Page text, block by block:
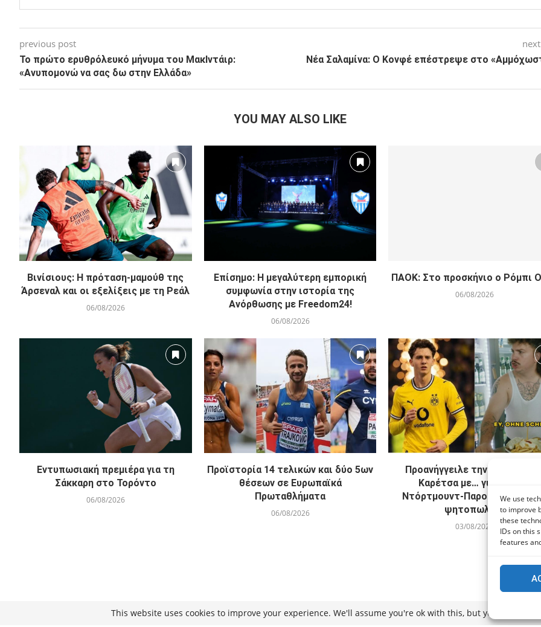
We use
to improve
these
IDs on this
features
previous post
Το πρώτο ερυθρόλευκό μήνυμα του ΜακΙντάιρ:
«Ανυπομονώ να σας δω στην Ελλάδα»
Νέα Σαλαμίνα: Ο Κονφέ επέστρεψε στο
YOU MAY ALSO LIKE
Βινίσιους: Η πρόταση-μαμούθ της
Άρσεναλ και οι εξελίξεις με τη Ρεάλ
06/08/2026
Επίσημο: Η μεγαλύτερη εμπορική
συμφωνία στην ιστορία της
Ανόρθωσης με Freedom24!
06/08/2026
ΠΑΟΚ: Στο προσκήνιο ο Ρόμπι
06/08/2026
Εντυπωσιακή πρεμιέρα για τη
Σάκκαρη στο Τορόντο
06/08/2026
Προϊστορία 14 τελικών και δύο 5ων
θέσεων σε Ευρωπαϊκά
Πρωταθλήματα
06/08/2026
Προανήγγειλε την
Καρέτσα με… γυράδικο η
Ντόρτμουντ-Παρουσιάζεται
ψητοπωλείο
03/08/2026
This website uses cookies to improve your experience. We'll assume you're ok with this, but you can opt-